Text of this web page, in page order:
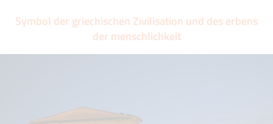
Symbol der griechischen Zivilisation und des erbens
der menschlichkeit